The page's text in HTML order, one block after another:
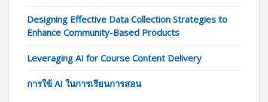
Designing Effective Data Collection Strategies to
Enhance Community-Based Products
Leveraging AI for Course Content Delivery
การใข้ AI ในการเรียนการสอน